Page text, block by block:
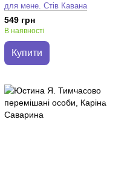
для мене. Стів Кавана
549 грн
В наявності
Купити